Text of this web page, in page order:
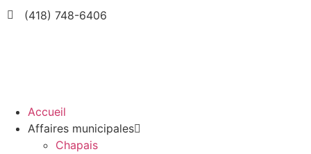
(418) 748-6406
Accueil
Affaires municipales
Chapais